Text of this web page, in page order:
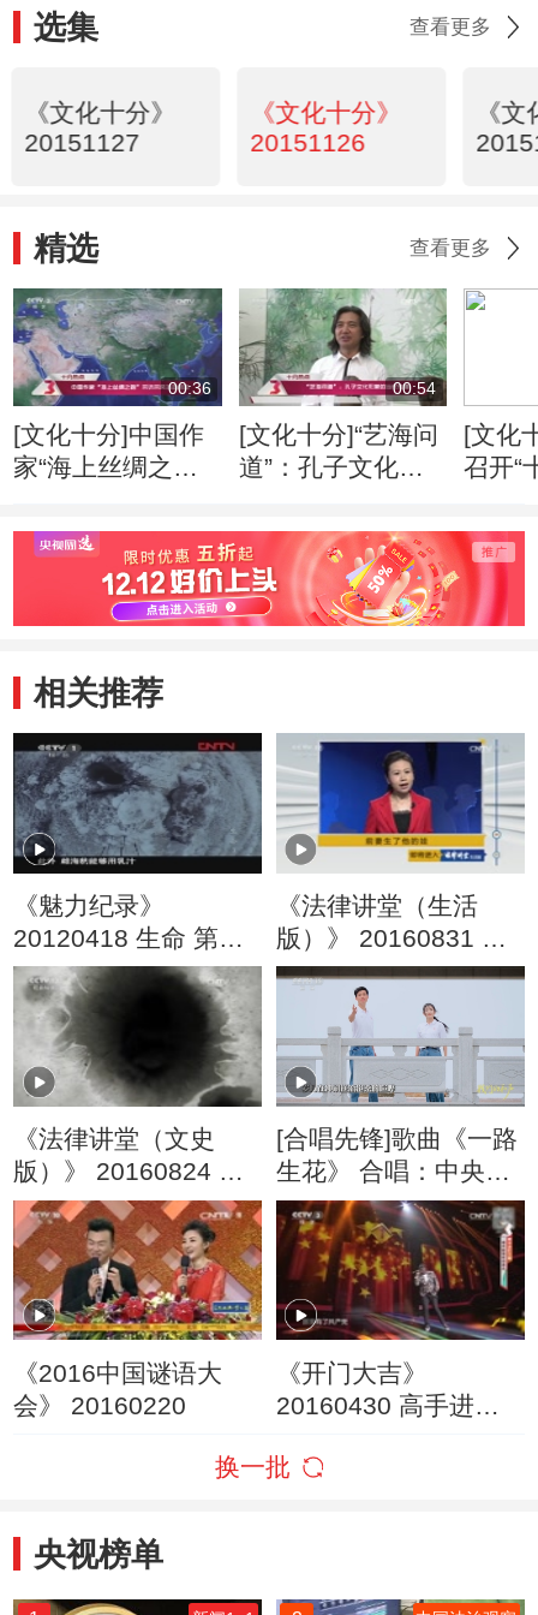
选集 查看更多
《文化十分》
20151127
《文化十分》
20151126
《
精选 查看更多
00:36
[文化十分]中国作
家“海上丝绸之
开启
00:54
[文化十分]“艺海问
道”：孔子文化形
[文化
召开“
相关推荐
《魅力纪录》
20120418 生命 第三
集 哺乳动物
《法律讲堂（生活
版）》 20160831 前
妻生了他的娃
《法律讲堂（文史
版）》 20160824 法
说聊斋·功名买卖
[合唱先锋]歌曲《一路
生花》 合唱：中央民
族大学音乐学院合唱
团
《2016中国谜语大
会》 20160220
《开门大吉》
20160430 高手进阶
换一批
央视榜单